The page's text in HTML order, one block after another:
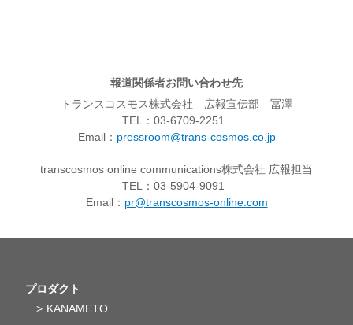
報道関係者お問い合わせ先
トランスコスモス株式会社 広報宣伝部 冨澤
TEL：03-6709-2251
Email： pressroom@trans-cosmos.co.jp
transcosmos online communications株式会社 広報担当
TEL：03-5904-9091
Email： pr@transcosmos-online.com
プロダクト
KANAMETO